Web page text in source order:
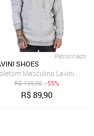
De Frio liso Com Capuz
Patrocinado
SHOES
Masculino Lavini
R$199,90 - 55%
R$89,90